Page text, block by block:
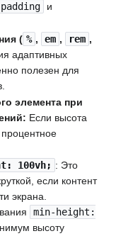
padding
и
( % , em , rem ,
адаптивных
полезен для
элемента при
Если высота
100vh; : Это
если контент
экрана.
min-height:
высоту